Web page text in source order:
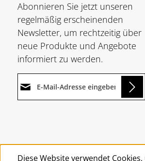
Abonnieren Sie jetzt unseren
regelmäßig erscheinenden
Newsletter, um rechtzeitig über
neue Produkte und Angebote
informiert zu werden.
zur Kenntnis genommen und
die oben abgebildeten Zeichen
Pflichtfelder.
Diese Website verwendet